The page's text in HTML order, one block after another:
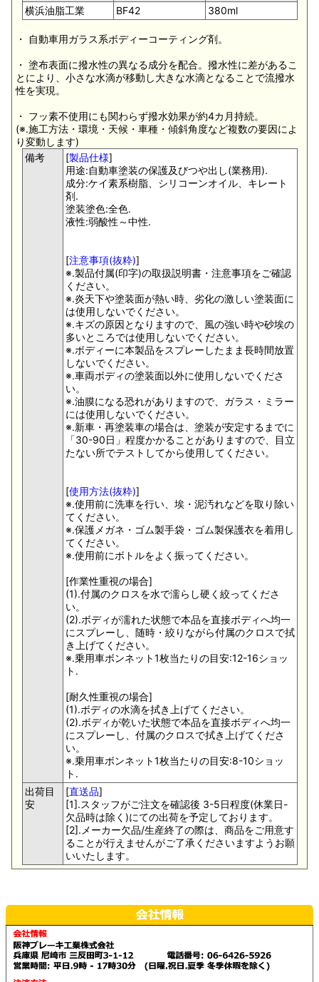
横浜油脂工業
BF42 380ml
・ 自動車用ガラス系ボディーコーティング剤。
・ 塗布表面に撥水性の異なる成分を配合。撥水性に差があるこ
とにより、小さな水滴が移動し大きな水滴となることで流撥水
性を実現。
・ フッ素不使用にも関わらず撥水効果が約4カ月持続。
(※.施工方法・環境・天候・車種・傾斜角度など複数の要因によ
り変動します)
備考
[製品仕様]
用途:自動車塗装の保護及びつや出し(業務用).
成分:ケイ素系樹脂、シリコーンオイル、キレート
剤.
塗装塗色:全色.
液性:弱酸性～中性.
[注意事項(抜粋)]
※.製品付属(印字)の取扱説明書・注意事項をご確認
ください。
※.炎天下や塗装面が熱い時、劣化の激しい塗装面に
は使用しないでください。
※.キズの原因となりますので、風の強い時や砂埃の
多いところでは使用しないでください。
※.ボディーに本製品をスプレーしたまま長時間放置
しないでください。
※.車両ボディの塗装面以外に使用しないでくださ
い。
※.油膜になる恐れがありますので、ガラス・ミラー
には使用しないでください。
※.新車・再塗装車の場合は、塗装が安定するまでに
「30-90日」程度かかることがありますので、目立
たない所でテストしてから使用してください。
[使用方法(抜粋)]
※.使用前に洗車を行い、埃・泥汚れなどを取り除い
てください。
※.保護メガネ・ゴム製手袋・ゴム製保護衣を着用し
てください。
※.使用前にボトルをよく振ってください。
[作業性重視の場合]
(1).付属のクロスを水で濡らし硬く絞ってくださ
い。
(2).ボディが濡れた状態で本品を直接ボディへ均一
にスプレーし、随時・絞りながら付属のクロスで拭
き上げてください。
※.乗用車ボンネット1枚当たりの目安:12-16ショッ
ト.
[耐久性重視の場合]
(1).ボディの水滴を拭き上げてください。
(2).ボディが乾いた状態で本品を直接ボディへ均一
にスプレーし、付属のクロスで拭き上げてくださ
い。
※.乗用車ボンネット1枚当たりの目安:8-10ショッ
ト.
出荷目
安
[直送品]
[1].スタッフがご注文を確認後 3-5日程度(休業日-
欠品時は除く)にての出荷を予定しております。
[2].メーカー欠品/生産終了の際は、商品をご用意す
ることが行えませんがご了承くださいますようお願
いいたします。